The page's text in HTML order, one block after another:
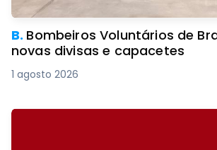
B. Bombeiros Voluntários de
novas divisas e capacetes
1 agosto 2026